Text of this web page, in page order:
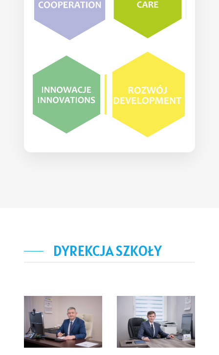
DYREKCJA SZKOŁY